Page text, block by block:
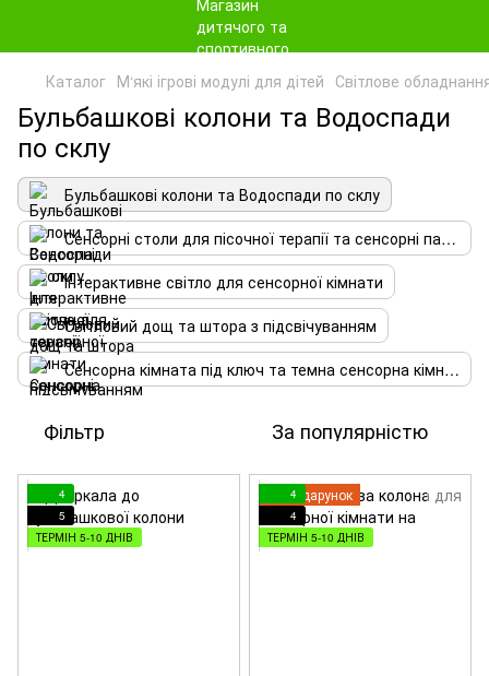
Каталог М‘які ігрові модулі для дітей Світлове
Бульбашкові колони та Водоспади
по склу
Бульбашкові колони та Водоспади по склу
Сенсорні столи для пісочної терапії та сенсорні панелі
Інтерактивне світло для сенсорної кімнати
Світловий дощ та штора з підсвічуванням
Сенсорна кімната під ключ та темна сенсорна кімната
Фільтр За популярністю
4
5
ТЕРМІН 5-10 ДНІВ
Подарунок
4
4
ТЕРМІН 5-10 ДНІВ